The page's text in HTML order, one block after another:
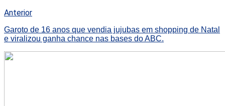
Anterior
Garoto de 16 anos que vendia jujubas em shopping de Natal
e viralizou ganha chance nas bases do ABC.